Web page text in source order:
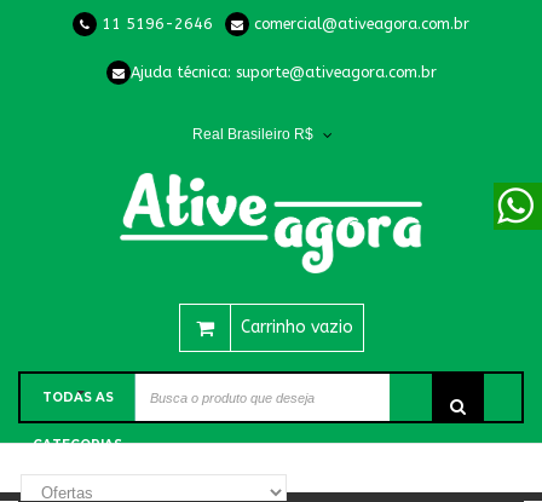
11 5196-2646 comercial@ativeagora.com.br
Ajuda técnica: suporte@ativeagora.com.br
Real Brasileiro R$
Carrinho vazio
TODAS AS
CATEGORIAS